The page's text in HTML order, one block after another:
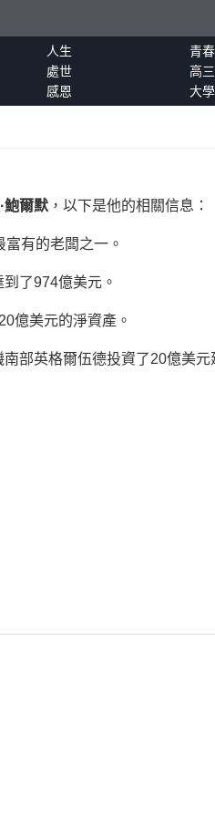
人生 青春
處世 高三
感恩 大學
鮑爾默，以下是他的相關信息：
富有的老闆之一。
了974億美元。
億美元的淨資產。
南部英格爾伍德投資了20億美